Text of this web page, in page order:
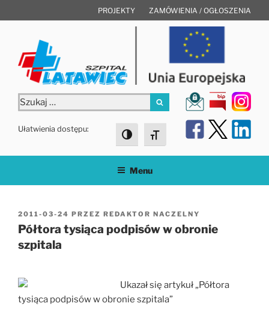
do
PROJEKTY ZAMÓWIENIA / OGŁOSZENIA
Szukaj:
Szukaj
Ułatwienia dostępu:
Toggle High Contrast
Toggle Font size
Menu
OPUBLIKOWANE
W
2011-03-24 PRZEZ REDAKTOR NACZELNY
Półtora tysiąca podpisów w obronie
szpitala
Ukazał się artykuł „Półtora
tysiąca podpisów w obronie szpitala”